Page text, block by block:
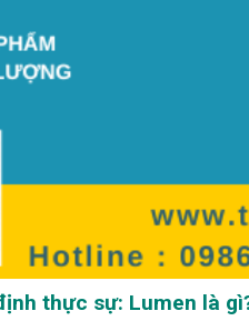
thực sự: Lumen là